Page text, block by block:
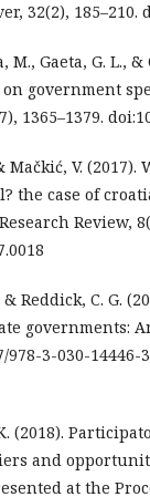
32(2), 185–210.
M., Gaeta, G. L.,
government
1365–1379.
Mačkić, V.
the case of
Review,
& Reddick, C. G.
governments:
978-3-030-14446-
(2018).
and
at the